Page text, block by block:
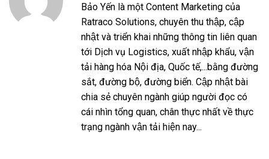
Bảo Yến là một Content Marketing của
Ratraco Solutions, chuyên thu thập, cập
nhật và triển khai những thông tin liên quan
tới Dịch vụ Logistics, xuất nhập khẩu, vận
tải hàng hóa Nội địa, Quốc tế,...bằng đường
sắt, đường bộ, đường biển. Cập nhật bài
chia sẻ chuyên ngành giúp người đọc có
cái nhìn tổng quan, chân thực nhất về thực
trạng ngành vận tải hiện nay...